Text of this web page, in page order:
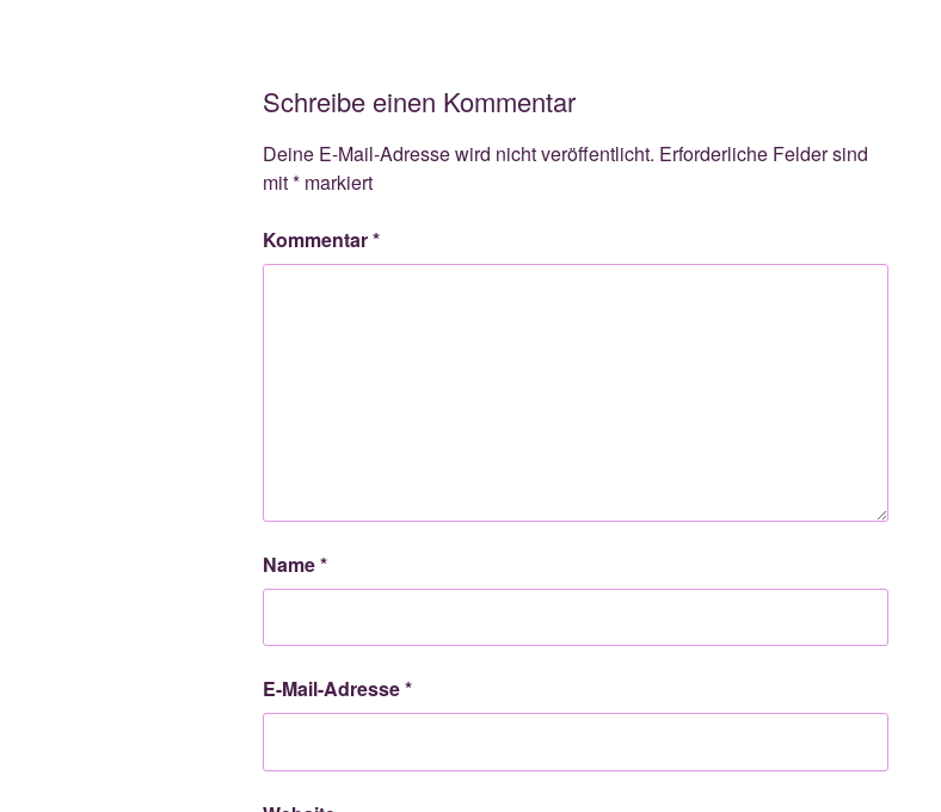
Schreibe einen Kommentar
Deine E-Mail-Adresse wird nicht veröffentlicht. Erforderliche Felder sind
mit* markiert
Kommentar*
Name*
E-Mail-Adresse*